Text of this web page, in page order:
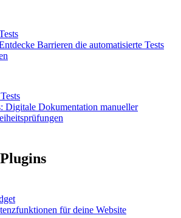
Barrieren die automatisierte Tests
Digitale Dokumentation manueller
für deine Website